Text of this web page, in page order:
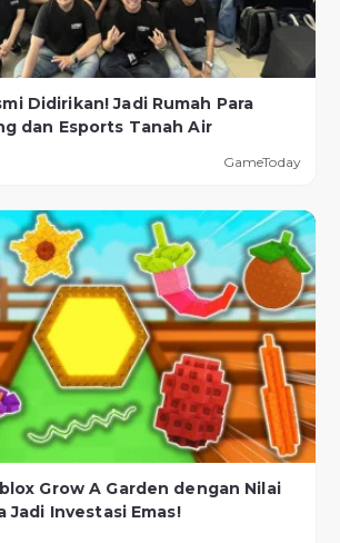
Didirikan! Jadi Rumah Para
dan Esports Tanah Air
GameToday
Grow A Garden dengan Nilai
Jadi Investasi Emas!